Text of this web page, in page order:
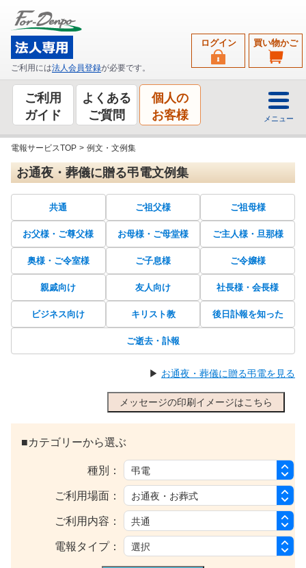
ご利用には法人会員登録が必要です。
買い物かご
ログイン
ご利用
ガイド
よくある
ご質問
個人の
お客様
メニュー
電報サービスTOP > 例文・文例集
お通夜・葬儀に贈る弔電文例集
共通 ご祖父様 ご祖母様
お父様・ご尊父様 お母様・ご母堂様 ご主人様・旦那様
奥様・ご令室様 ご子息様 ご令嬢様
親戚向け 友人向け 社長様・会長様
ビジネス向け キリスト教 後日訃報を知った
ご逝去・訃報
▶ お通夜・葬儀に贈る弔電を見る
メッセージの印刷イメージはこちら
■カテゴリーから選ぶ
種別：
ご利用場面：
ご利用内容：
電報タイプ：